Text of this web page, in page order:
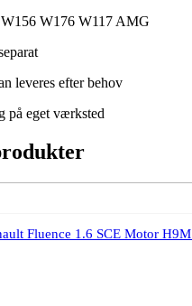
W176 W117 AMG
leveres efter behov
på eget værksted
Fluence 1.6 SCE Motor